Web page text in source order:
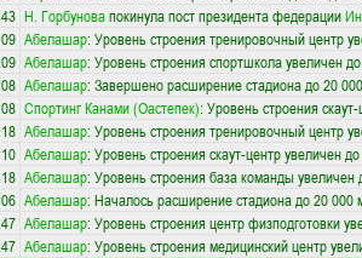
Н. Горбуновапокинула пост президента федерации
Абелашар: Уровень строения тренировочный центр
Абелашар: Уровень строения спортшкола увеличен
Абелашар: Завершено расширение стадиона до 20
Спортинг Канами (Оастепек): Уровень строения
Абелашар: Уровень строения тренировочный центр
Абелашар: Уровень строения скаут-центр увеличен
Абелашар: Уровень строения база команды увеличен
Абелашар: Началось расширение стадиона до 20 000
Абелашар: Уровень строения центр физподготовки
Абелашар: Уровень строения медицинский центр